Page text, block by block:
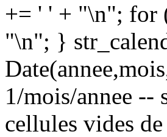
+= ' ' + "\n"; for
"\n"; }
1/mois/annee
cellules vides